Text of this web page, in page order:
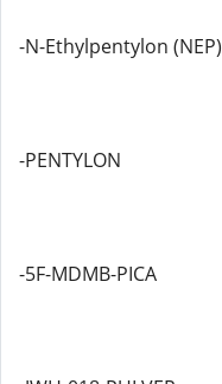
-N-Ethylpentylon (NEP)
-PENTYLON
-5F-MDMB-PICA